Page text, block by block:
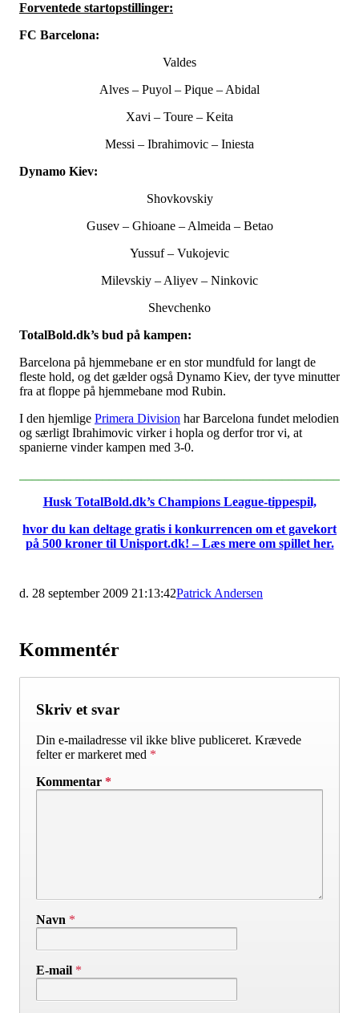
Forventede startopstillinger:
FC Barcelona:
Valdes
Alves – Puyol – Pique – Abidal
Xavi – Toure – Keita
Messi – Ibrahimovic – Iniesta
Dynamo Kiev:
Shovkovskiy
Gusev – Ghioane – Almeida – Betao
Yussuf – Vukojevic
Milevskiy – Aliyev – Ninkovic
Shevchenko
TotalBold.dk’s bud på kampen:
Barcelona på hjemmebane er en stor mundfuld for langt de
fleste hold, og det gælder også Dynamo Kiev, der tyve minutter
fra at floppe på hjemmebane mod Rubin.
I den hjemlige Primera Division har Barcelona fundet melodien
og særligt Ibrahimovic virker i hopla og derfor tror vi, at
spanierne vinder kampen med 3-0.
Husk TotalBold.dk’s Champions League-tippespil,
hvor du kan deltage gratis i konkurrencen om et gavekort
på 500 kroner til Unisport.dk! – Læs mere om spillet her.
d. 28 september 2009 21:13:42Patrick Andersen
Kommentér
Skriv et svar
Din e-mailadresse vil ikke blive publiceret. Krævede
felter er markeret med *
Kommentar *
Navn *
E-mail *